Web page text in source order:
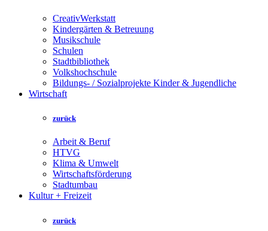
CreativWerkstatt
Kindergärten & Betreuung
Musikschule
Schulen
Stadtbibliothek
Volkshochschule
Bildungs- / Sozialprojekte Kinder & Jugendliche
Wirtschaft
zurück
Arbeit & Beruf
HTVG
Klima & Umwelt
Wirtschaftsförderung
Stadtumbau
Kultur + Freizeit
zurück